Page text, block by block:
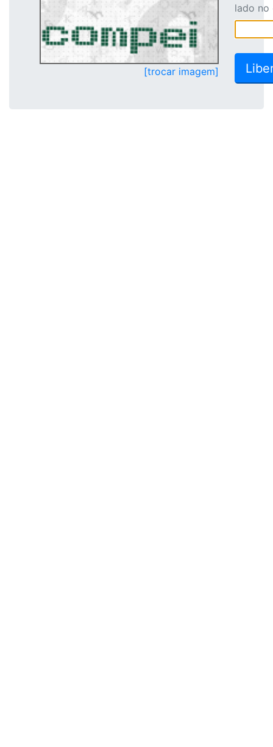
[trocar imagem]
lado no